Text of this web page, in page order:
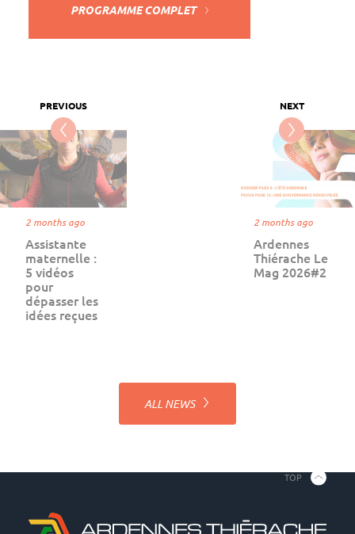
PROGRAMME COMPLET
Assistante
maternelle :
5 vidéos
pour
dépasser les
idées reçues
2 months ago
Ardennes
Thiérache Le
Mag 2026#2
2 months ago
ALL NEWS
TOP